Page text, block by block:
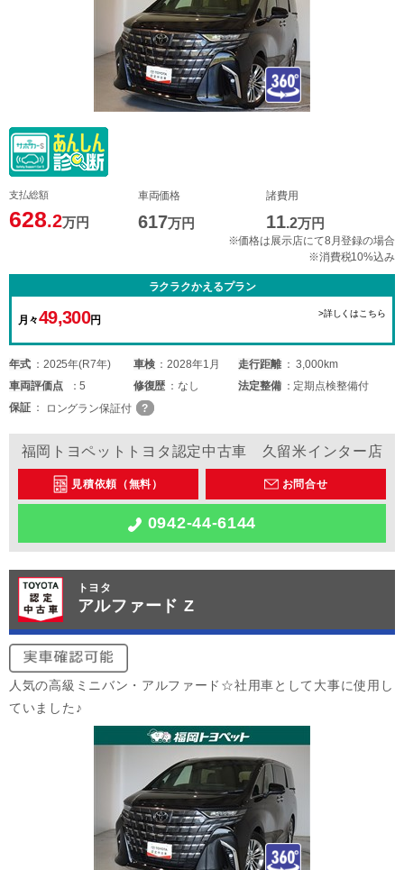
支払総額
628.2万円
車両価格
617万円
諸費用
11.2万円
※価格は展示店にて8月登録の場合
※消費税10%込み
ラクラクかえるプラン
月々49,300円
>詳しくはこちら
年式 2025年(R7年) 車検 2028年1月 走行距離
3,000km
車両評価点 5 修復歴 なし 法定整備
定期点検整備付
保証
ロングラン保証付
福岡トヨペットトヨタ認定中古車 久留米インター店
見積依頼（無料） お問合せ
0942-44-6144
トヨタ
アルファード Z
人気の高級ミニバン・アルファード☆社用車として大事に使用し
ていました♪